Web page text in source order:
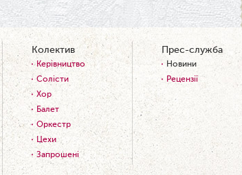
Колектив
Керівництво
Солісти
Хор
Балет
Оркестр
Цехи
Запрошені
Прес-служба
Новини
Рецензії